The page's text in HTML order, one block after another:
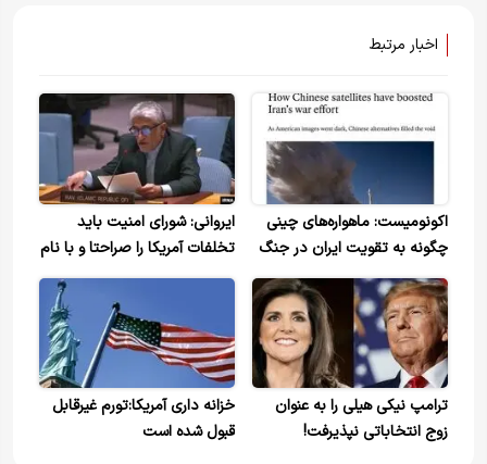
اخبار مرتبط
اکونومیست: ماهواره‌های چینی
چگونه به تقویت ایران در جنگ
کمک کرده‌اند؟
ایروانی: شورای امنیت باید
تخلفات آمریکا را صراحتا و با نام
واقعی آنها بیان کند
ترامپ نیکی هیلی را به عنوان
زوج انتخاباتی نپذیرفت!
خزانه داری آمریکا:تورم غیرقابل
قبول شده است